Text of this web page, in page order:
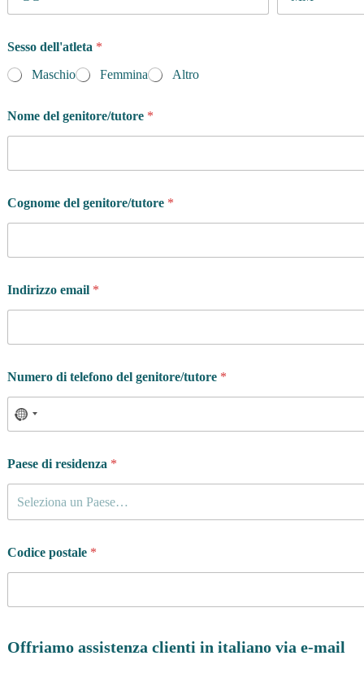
Sesso dell'atleta *
Maschio
Femmina Altro
Nome del genitore/tutore *
Cognome del genitore/tutore *
Indirizzo email *
Numero di telefono del genitore/tutore *
Paese di residenza *
Seleziona un Paese…
Codice postale *
Offriamo assistenza clienti in italiano via e-mail